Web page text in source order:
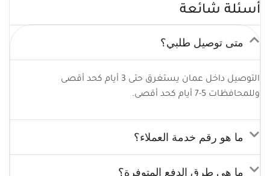
أسئلة شائعة
متى توصيل طلبي؟
التوصيل داخل عمان يستغرق حتى 3 أيام كحد أقصى
وللمحافظات 5-7 أيام كحد أقصى.
ما هو رقم خدمة العملاء؟
ما هي طرق الدفع المتوفرة؟